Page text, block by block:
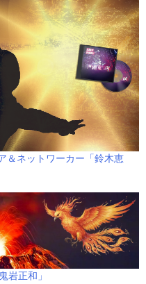
＆ネットワーカー「鈴木恵
岩正和」